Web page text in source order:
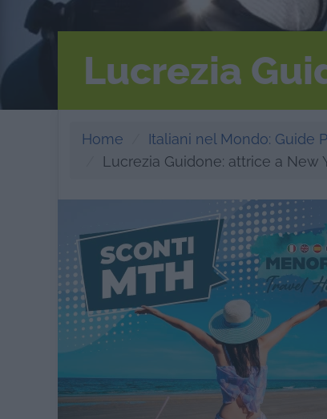
Lucrezia
Home Italiani nel Mondo: Guide
Lucrezia Guidone: attrice a New